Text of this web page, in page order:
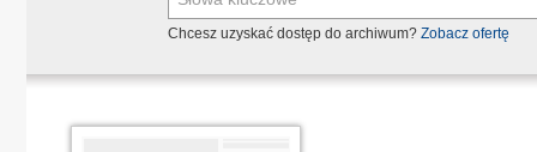
Chcesz uzyskać dostęp do archiwum? Zobacz ofertę